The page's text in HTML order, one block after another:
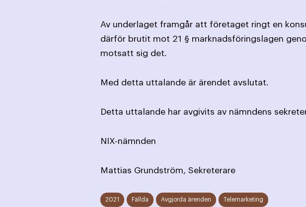
Av underlaget framgår att företaget ringt en
därför brutit mot 21 § marknadsföringslagen
motsatt sig det.
Med detta uttalande är ärendet avslutat.
Detta uttalande har avgivits av nämndens
NIX-nämnden
Mattias Grundström, Sekreterare
2021 Fällda Avgjorda ärenden Telemarketing